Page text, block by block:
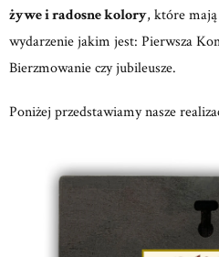
żywe i radosne kolory, które mają
wydarzenie jakim jest: Pierwsza
Bierzmowanie czy jubileusze.
Poniżej przedstawiamy nasze